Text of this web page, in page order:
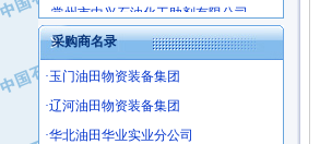
·姜堰市三联助剂有限公司
·四川中光高技术研究所有限责任公司
·江苏天安防雷工程有限责任公司
·山东东营胜利工业园区
·自贡五洲防腐安装有限公司
采购商名录
·玉门油田物资装备集团
·辽河油田物资装备集团
·华北油田华业实业分公司